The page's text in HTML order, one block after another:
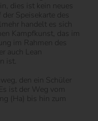
dies ist kein neues
Speisekarte des
handelt es sich
Kampfkunst, das im
im Rahmen des
auch Lean
ist.
den ein Schüler
ist der Weg vom
(Ha) bis hin zum